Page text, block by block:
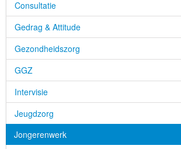
Consultatie
Gedrag & Attitude
Gezondheidszorg
GGZ
Intervisie
Jeugdzorg
Jongerenwerk